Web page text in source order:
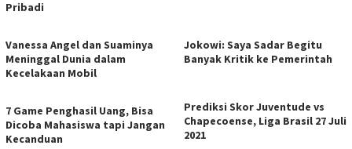
Pribadi
Vanessa Angel dan Suaminya
Meninggal Dunia dalam
Kecelakaan Mobil
Jokowi: Saya Sadar Begitu
Banyak Kritik ke Pemerintah
7 Game Penghasil Uang, Bisa
Dicoba Mahasiswa tapi Jangan
Kecanduan
Prediksi Skor Juventude vs
Chapecoense, Liga Brasil 27 Juli
2021